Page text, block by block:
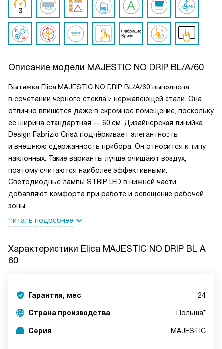
Описание модели MAJESTIC NO DRIP BL/A/60
Вытяжка Elica MAJESTIC NO DRIP BL/A/60 выполнена
в сочетании чёрного стекла и нержавеющей стали. Она
отлично впишется даже в скромное помещение, поскольку
её ширина стандартная — 60 см. Дизайнерская линийка
Design Fabrizio Crisà подчёркивает элегантность
и внешнюю сдержанность прибора. Он относится к типу
наклонных. Такие варианты лучше очищают воздух,
поэтому считаются наиболее эффективными.
Светодиодные лампы STRIP LED в нижней части
добавляют комфорта при работе и освещение рабочей
зоны.
Читать подробнее
Характеристики Elica MAJESTIC NO DRIP BL A
60
Гарантия, мес 24
Страна производства Польша*
Серия MAJESTIC